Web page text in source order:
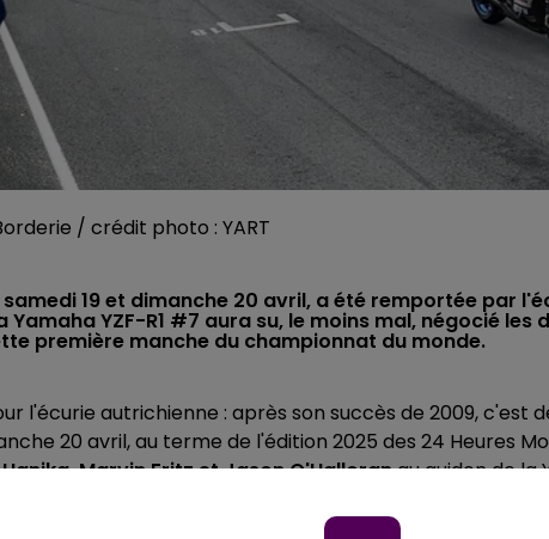
/ crédit photo : YART
19 et dimanche 20 avril, a été remportée par
Yamaha YZF-R1 #7 aura su, le moins mal, négocié les
première manche du championnat du monde.
l'écurie autrichienne : après son succès de 2009, c'est
20 avril, au terme de l'édition 2025 des 24 Heures
Marvin Fritz et Jason O'Halloranau guidon de la